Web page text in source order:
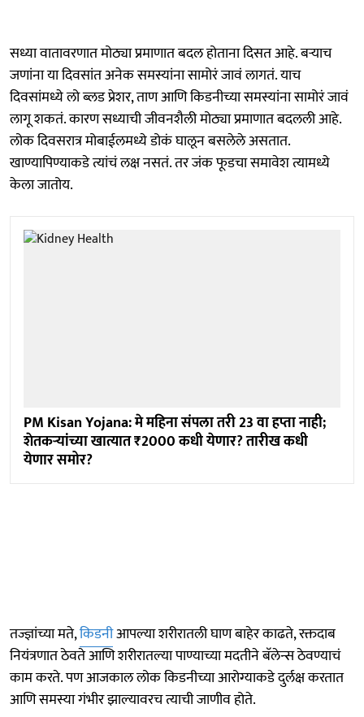
सध्या वातावरणात मोठ्या प्रमाणात बदल होताना दिसत आहे. बऱ्याच
जणांना या दिवसांत अनेक समस्यांना सामोरं जावं लागतं. याच
दिवसांमध्ये लो ब्लड प्रेशर, ताण आणि किडनीच्या समस्यांना सामोरं जावं
लागू शकतं. कारण सध्याची जीवनशैली मोठ्या प्रमाणात बदलली आहे.
लोक दिवसरात्र मोबाईलमध्ये डोकं घालून बसलेले असतात.
खाण्यापिण्याकडे त्यांचं लक्ष नसतं. तर जंक फूडचा समावेश त्यामध्ये
केला जातोय.
PM Kisan Yojana: मे महिना संपला तरी 23 वा हप्ता नाही;
शेतकऱ्यांच्या खात्यात ₹2000 कधी येणार? तारीख कधी
येणार समोर?
तज्ज्ञांच्या मते,किडनीआपल्या शरीरातली घाण बाहेर काढते, रक्तदाब
नियंत्रणात ठेवते आणि शरीरातल्या पाण्याच्या मदतीने बॅलेन्स ठेवण्याचं
काम करते. पण आजकाल लोक किडनीच्या आरोग्याकडे दुर्लक्ष करतात
आणि समस्या गंभीर झाल्यावरच त्याची जाणीव होते.